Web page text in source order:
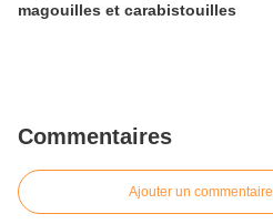
magouilles et carabistouilles
Commentaires
Ajouter un commentaire